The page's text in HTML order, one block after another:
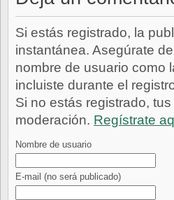
Si estás registrado, la
instantánea. Asegúrate
nombre de usuario como
incluiste durante el
Si no estás registrado,
moderación. Regístrate
Nombre de usuario
E-mail (no será publicado)